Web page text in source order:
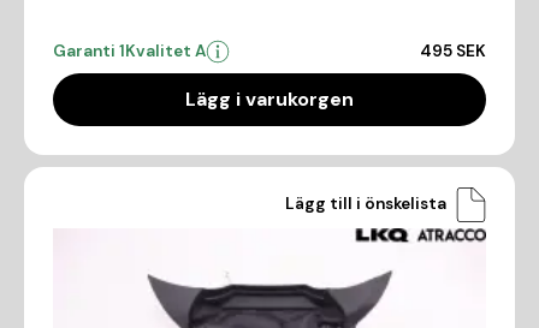
Garanti 1Kvalitet A 495 SEK
Lägg i varukorgen
Lägg till i önskelista